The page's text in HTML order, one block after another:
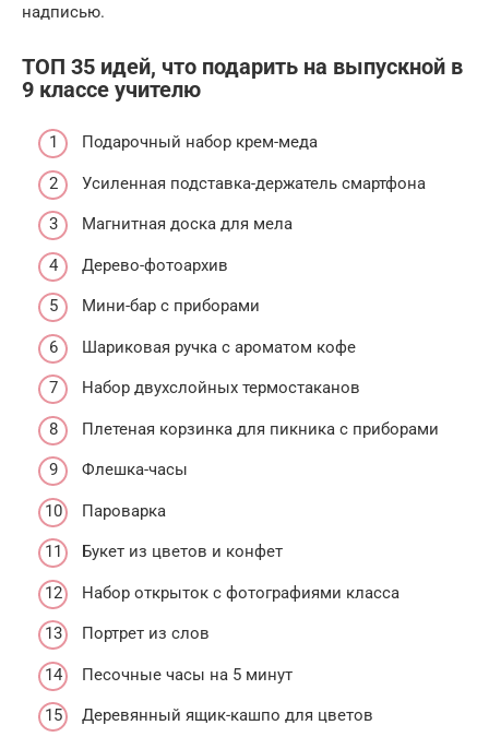
надписью.
ТОП 35 идей, что подарить на выпускной в
9 классе учителю
Подарочный набор крем-меда
Усиленная подставка-держатель смартфона
Магнитная доска для мела
Дерево-фотоархив
Мини-бар с приборами
Шариковая ручка с ароматом кофе
Набор двухслойных термостаканов
Плетеная корзинка для пикника с приборами
Флешка-часы
Пароварка
Букет из цветов и конфет
Набор открыток с фотографиями класса
Портрет из слов
Песочные часы на 5 минут
Деревянный ящик-кашпо для цветов